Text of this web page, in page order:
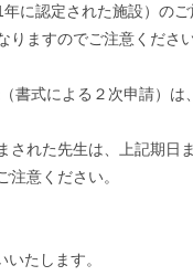
に認定された施設）の
ますのでご注意ください
書式による２次申請）
された先生は、上記期日
意ください。
たします。